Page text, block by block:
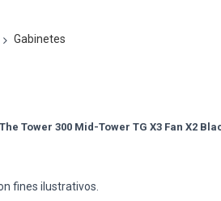
Gabinetes
fines ilustrativos.